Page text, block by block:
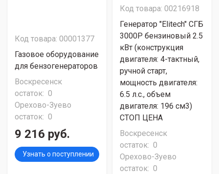
Код товара: 00001377
Газовое оборудование
для бензогенераторов
Воскресенск
остаток: 0
Орехово-Зуево
остаток: 0
9 216 руб.
Узнать о поступлении
Код товара: 00216918
Генератор "Elitech" СГБ
3000P бензиновый 2.5
кВт (конструкция
двигателя: 4-тактный,
ручной старт,
мощность двигателя:
6.5 л.с., объем
двигателя: 196 см3)
СТОП ЦЕНА
Воскресенск
остаток: 0
Орехово-Зуево
остаток: 0